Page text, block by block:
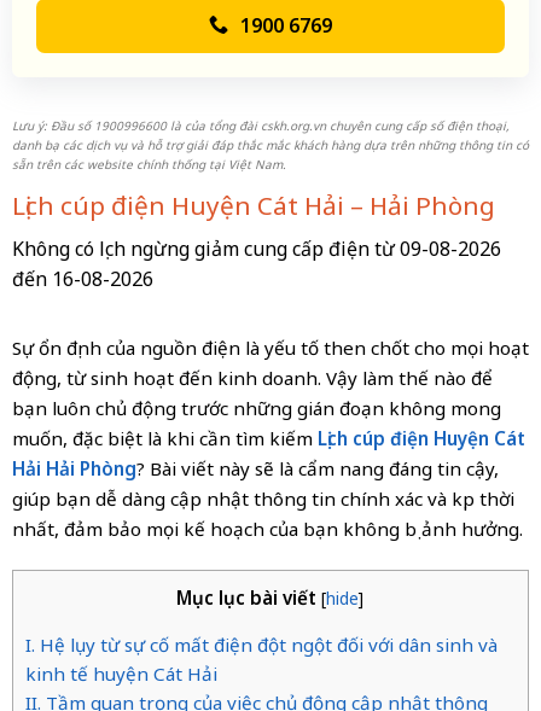
1900 6769
Lưu ý: Đầu số 1900996600 là của tổng đài cskh.org.vn chuyên cung cấp số điện thoại,
danh bạ các dịch vụ và hỗ trợ giải đáp thắc mắc khách hàng dựa trên những thông tin có
sẵn trên các website chính thống tại Việt Nam.
Lịch cúp điện Huyện Cát Hải – Hải Phòng
Không có lịch ngừng giảm cung cấp điện từ 09-08-2026
đến 16-08-2026
Sự ổn định của nguồn điện là yếu tố then chốt cho mọi hoạt
động, từ sinh hoạt đến kinh doanh. Vậy làm thế nào để
bạn luôn chủ động trước những gián đoạn không mong
muốn, đặc biệt là khi cần tìm kiếm Lịch cúp điện Huyện Cát
Hải Hải Phòng? Bài viết này sẽ là cẩm nang đáng tin cậy,
giúp bạn dễ dàng cập nhật thông tin chính xác và kịp thời
nhất, đảm bảo mọi kế hoạch của bạn không bị ảnh hưởng.
Mục lục bài viết [hide]
I. Hệ lụy từ sự cố mất điện đột ngột đối với dân sinh và
kinh tế huyện Cát Hải
II. Tầm quan trọng của việc chủ động cập nhật thông